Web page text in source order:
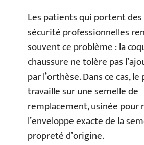
Les patients qui portent des
sécurité professionnelles
souvent ce problème : la
chaussure ne tolère pas
par l’orthèse. Dans ce cas,
travaille sur une semelle de
remplacement, usinée pour
l’enveloppe exacte de la
propreté d’origine.